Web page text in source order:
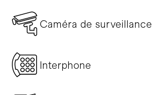
Caméra de surveillance
Interphone